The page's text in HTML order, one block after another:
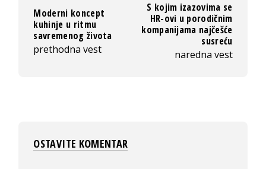
Moderni koncept
kuhinje u ritmu
savremenog života
prethodna vest
S kojim izazovima se
HR-ovi u porodičnim
kompanijama najčešće
susreću
naredna vest
OSTAVITE KOMENTAR